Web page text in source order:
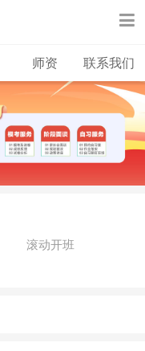
师资 联系我们
滚动开班